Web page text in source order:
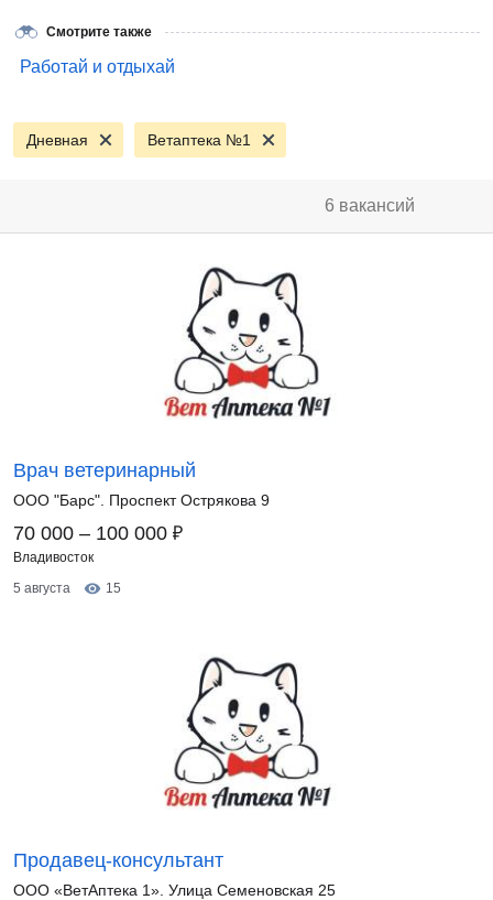
Смотрите также
Работай и отдыхай
Дневная Ветаптека №1
6 вакансий
Врач ветеринарный
ООО "Барс". Проспект Острякова 9
70 000 – 100 000 ₽
Владивосток
5 августа
15
Продавец-консультант
ООО «ВетАптека 1». Улица Семеновская 25